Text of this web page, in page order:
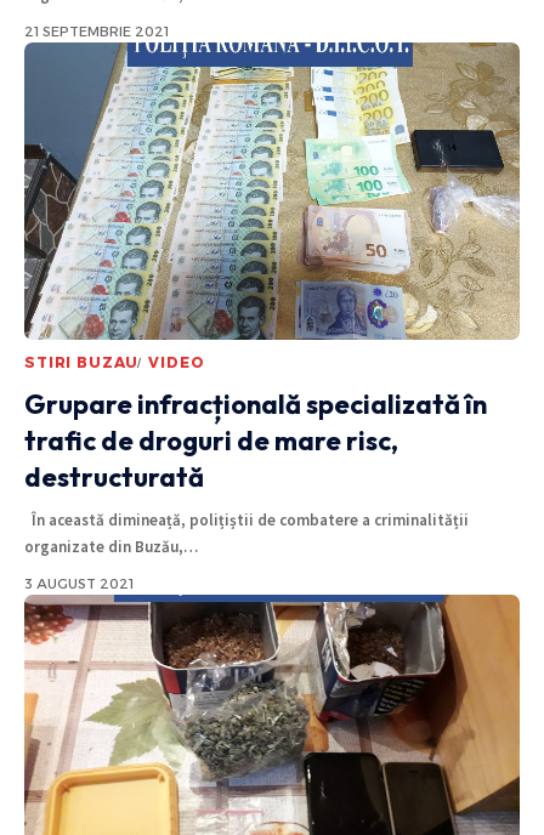
21 SEPTEMBRIE 2021
STIRI BUZAU VIDEO
Grupare infracțională specializată în
trafic de droguri de mare risc,
destructurată
În această dimineață, polițiștii de combatere a criminalității
organizate din Buzău,…
3 AUGUST 2021